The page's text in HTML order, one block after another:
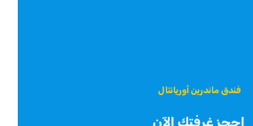
فندق ماندرين أوريانتال
احجز غرفتك الآن